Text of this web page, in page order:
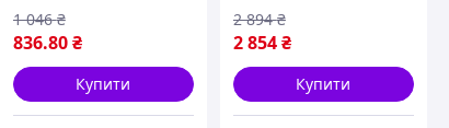
836.80 ₴
1 046 ₴
Купити
2 854₴
2 894 ₴
Купити